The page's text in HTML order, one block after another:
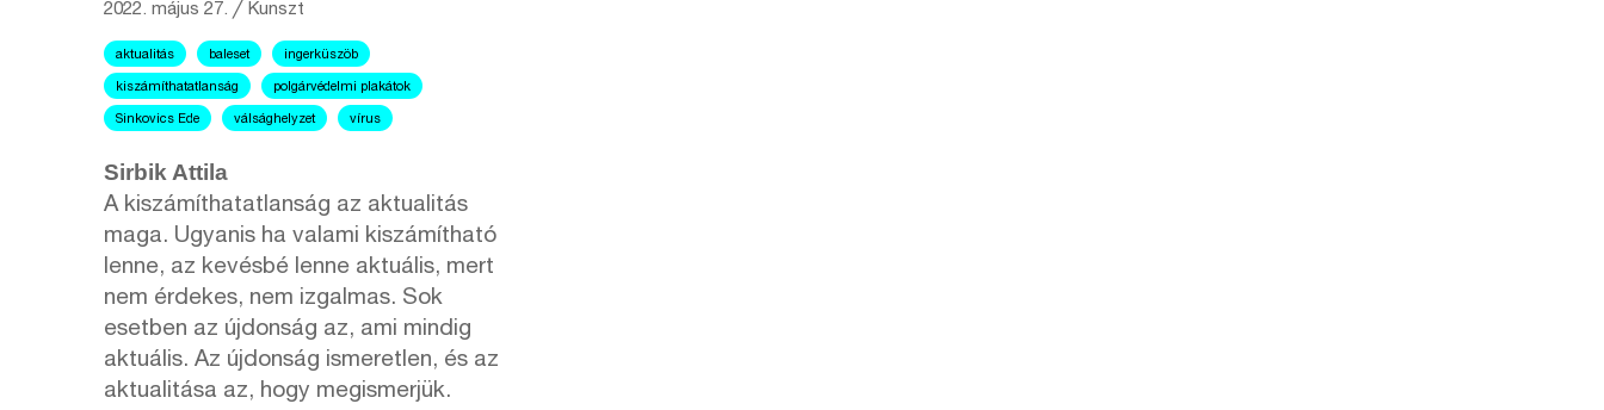
2022. május 27. ╱Kunszt
aktualitás baleset ingerküszöb
kiszámíthatatlanság polgárvédelmi plakátok
Sinkovics Ede válsághelyzet vírus
Sirbik Attila
A kiszámíthatatlanság az aktualitás
maga. Ugyanis ha valami kiszámítható
lenne, az kevésbé lenne aktuális, mert
nem érdekes, nem izgalmas. Sok
esetben az újdonság az, ami mindig
aktuális. Az újdonság ismeretlen, és az
aktualitása az, hogy megismerjük.